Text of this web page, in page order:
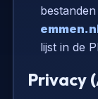
lijst in de
Privacy